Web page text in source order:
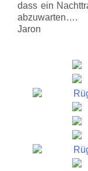
dass ein
abzuwarten….
Jaron